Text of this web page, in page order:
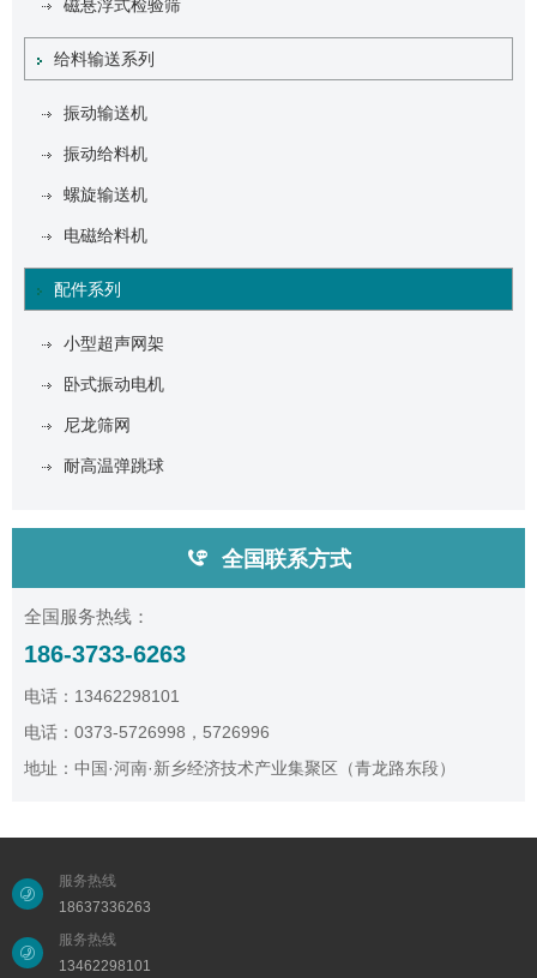
磁悬浮式检验筛
给料输送系列
振动输送机
振动给料机
螺旋输送机
电磁给料机
配件系列
小型超声网架
卧式振动电机
尼龙筛网
耐高温弹跳球
全国联系方式
全国服务热线：
186-3733-6263
电话：13462298101
电话：0373-5726998，5726996
地址：中国·河南·新乡经济技术产业集聚区（青龙路东段）
服务热线
18637336263
服务热线
13462298101